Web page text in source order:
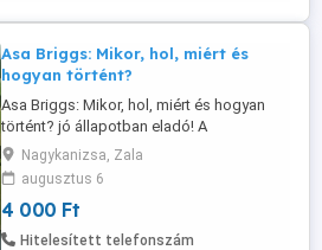
Asa Briggs: Mikor, hol, miért és
hogyan történt?
Asa Briggs: Mikor, hol, miért és hogyan
történt? jó állapotban eladó! A
TÖRTÉNELEM 100 LEGDRÁMAIBB
ESEMÉNYE, AMELY MEGVÁLTOZTATTA A
VILÁGOT Ár: 4000 Ft Átvehető
Nagykanizsán, postázni tudom.
Érdeklődni: a 30/427-7142-s telefonon.
Nagykanizsa, Zala
augusztus 6
4 000 Ft
Hitelesített telefonszám